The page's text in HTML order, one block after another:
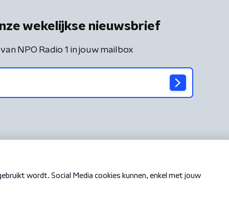
wekelijkse nieuwsbrief
NPO Radio 1 in jouw mailbox